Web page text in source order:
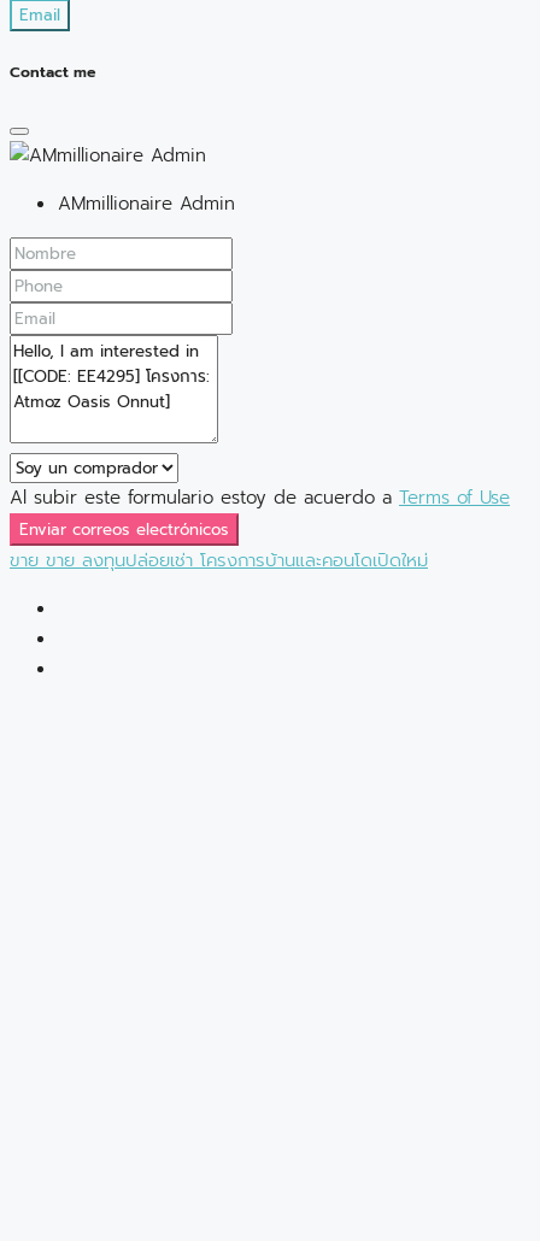
Email
Contact me
AMmillionaire Admin
Al subir este formulario estoy de acuerdo a Terms of Use
Enviar correos electrónicos
ขายขายลงทุนปล่อยเช่าโครงการบ้านและคอนโดเปิดใหม่